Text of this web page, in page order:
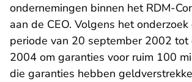
ondernemingen binnen het RDM-
aan de CEO. Volgens het
periode van 20 september 2002 tot
2004 om garanties voor ruim 100
die garanties hebben